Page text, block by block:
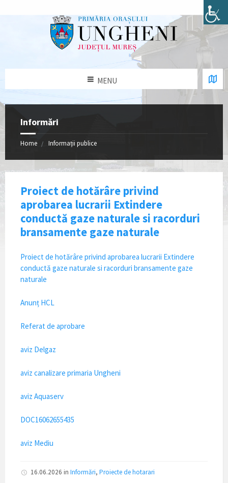
MENU
Informări
Home Informații publice
Proiect de hotărâre privind
aprobarea lucrarii Extindere
conductă gaze naturale si racorduri
bransamente gaze naturale
Proiect de hotărâre privind aprobarea lucrarii Extindere
conductă gaze naturale si racorduri bransamente gaze
naturale
Anunț HCL
Referat de aprobare
aviz Delgaz
aviz canalizare primaria Ungheni
aviz Aquaserv
DOC16062655435
aviz Mediu
16.06.2026 in Informări, Proiecte de hotarari